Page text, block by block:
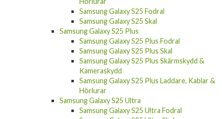
Samsung Galaxy S25
Samsung Galaxy S25 Skärmskydd &
Kameraskydd
Samsung Galaxy S25 Laddare, Kablar &
Hörlurar
Samsung Galaxy S25 Fodral
Samsung Galaxy S25 Skal
Samsung Galaxy S25 Plus
Samsung Galaxy S25 Plus Fodral
Samsung Galaxy S25 Plus Skal
Samsung Galaxy S25 Plus Skärmskydd &
Kameraskydd